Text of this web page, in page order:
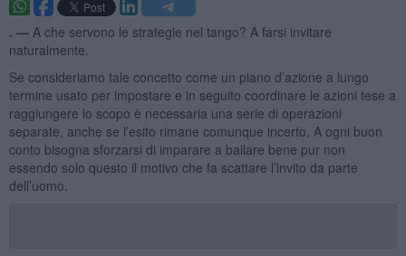
. — A che servono le strategie nel tango? A farsi invitare
naturalmente.
Se consideriamo tale concetto come un piano d’azione a lungo
termine usato per impostare e in seguito coordinare le azioni tese a
raggiungere lo scopo è necessaria una serie di operazioni
separate, anche se l’esito rimane comunque incerto. A ogni buon
conto bisogna sforzarsi di imparare a ballare bene pur non
essendo solo questo il motivo che fa scattare l’invito da parte
dell’uomo.